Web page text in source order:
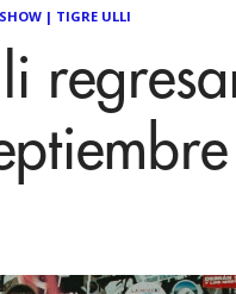
SHOW| TIGRE ULLI